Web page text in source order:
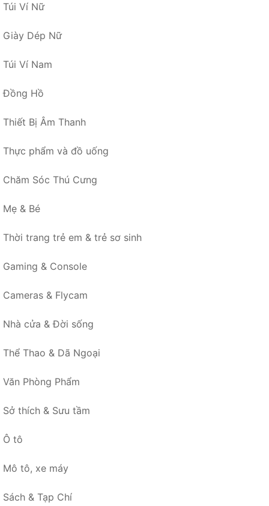
Túi Ví Nữ
Giày Dép Nữ
Túi Ví Nam
Đồng Hồ
Thiết Bị Âm Thanh
Thực phẩm và đồ uống
Chăm Sóc Thú Cưng
Mẹ & Bé
Thời trang trẻ em & trẻ sơ sinh
Gaming & Console
Cameras & Flycam
Nhà cửa & Đời sống
Thể Thao & Dã Ngoại
Văn Phòng Phẩm
Sở thích & Sưu tầm
Ô tô
Mô tô, xe máy
Sách & Tạp Chí